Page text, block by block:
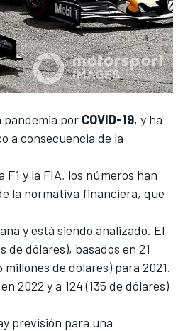
pandemia por COVID-19, y ha
a consecuencia de la
F1 y la FIA, los números han
la normativa financiera, que
y está siendo analizado. El
de dólares), basados en 21
de dólares) para 2021.
2022 y a 124 (135 de dólares)
previsión para una